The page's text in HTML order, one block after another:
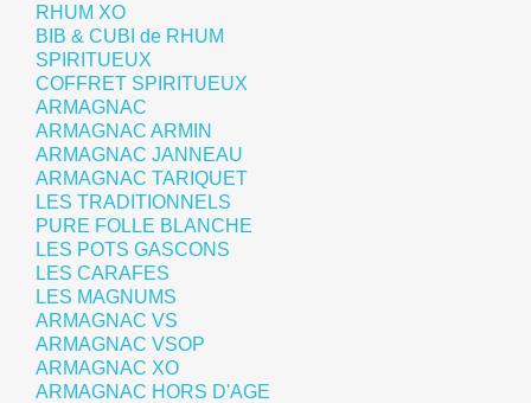
RHUM XO
BIB & CUBI de RHUM
SPIRITUEUX
COFFRET SPIRITUEUX
ARMAGNAC
ARMAGNAC ARMIN
ARMAGNAC JANNEAU
ARMAGNAC TARIQUET
LES TRADITIONNELS
PURE FOLLE BLANCHE
LES POTS GASCONS
LES CARAFES
LES MAGNUMS
ARMAGNAC VS
ARMAGNAC VSOP
ARMAGNAC XO
ARMAGNAC HORS D'AGE